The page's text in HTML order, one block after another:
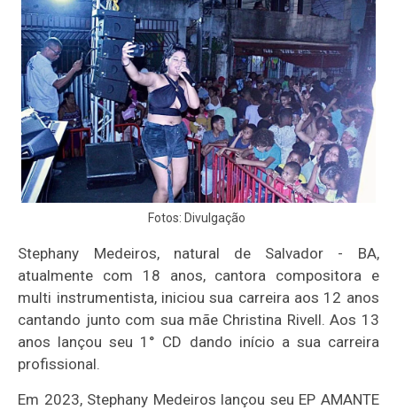
Fotos: Divulgação
Stephany Medeiros, natural de Salvador - BA,
atualmente com 18 anos, cantora compositora e
multi instrumentista, iniciou sua carreira aos 12 anos
cantando junto com sua mãe Christina Rivell. Aos 13
anos lançou seu 1° CD dando início a sua carreira
profissional.
Em 2023, Stephany Medeiros lançou seu EP AMANTE